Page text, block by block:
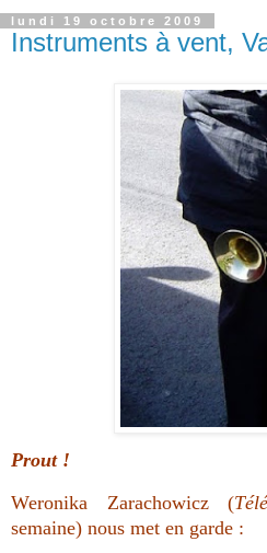
lundi 19 octobre 2009
Instruments à vent,
Prout !
Weronika Zarachowicz (
semaine) nous met en garde :